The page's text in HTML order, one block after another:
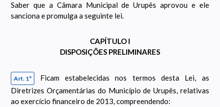
Saber que a Câmara Municipal de Urupês aprovou e ele
sanciona e promulga a seguinte lei.
CAPÍTULO I
DISPOSIÇÕES PRELIMINARES
Art. 1º
Ficam estabelecidas nos termos desta Lei, as
Diretrizes Orçamentárias do Município de Urupês, relativas
ao exercício financeiro de 2013, compreendendo: